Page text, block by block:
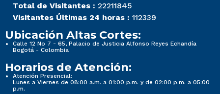
Total de Visitantes : 22211845
Visitantes Últimas 24 horas : 112339
Ubicación Altas Cortes:
Calle 12 No 7 - 65, Palacio de Justicia Alfonso Reyes Echandía
Bogotá - Colombia
Horarios de Atención:
Atención Presencial:
Lunes a Viernes de 08:00 a.m. a 01:00 p.m. y de 02:00 p.m. a 05:00
p.m.